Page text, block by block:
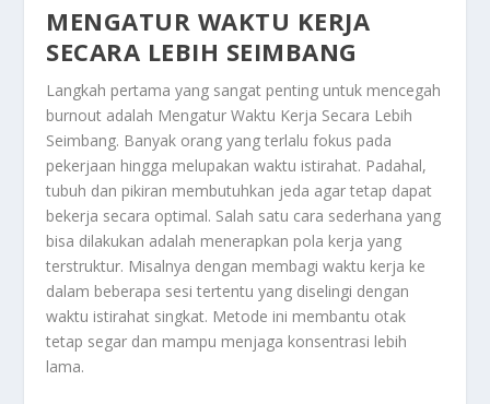
MENGATUR WAKTU KERJA
SECARA LEBIH SEIMBANG
Langkah pertama yang sangat penting untuk mencegah
burnout adalah Mengatur Waktu Kerja Secara Lebih
Seimbang. Banyak orang yang terlalu fokus pada
pekerjaan hingga melupakan waktu istirahat. Padahal,
tubuh dan pikiran membutuhkan jeda agar tetap dapat
bekerja secara optimal. Salah satu cara sederhana yang
bisa dilakukan adalah menerapkan pola kerja yang
terstruktur. Misalnya dengan membagi waktu kerja ke
dalam beberapa sesi tertentu yang diselingi dengan
waktu istirahat singkat. Metode ini membantu otak
tetap segar dan mampu menjaga konsentrasi lebih
lama.